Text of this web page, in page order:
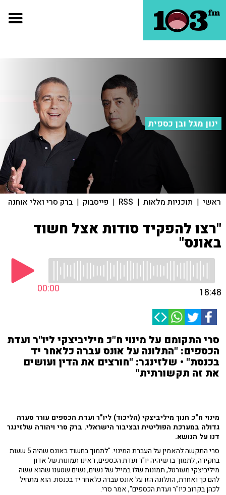
ינון מגל ובן כספית
ראשי | תוכניות מלאות |
RSS
| פייסבוק | ברק סרי ואלי אוחנה
"רצו להפקיד סודות אצל חשוד
באונס"
00:00 18:48
סרי התקומם על מינוי ח"כ מיליביצקי ליו"ר ועדת
הכספים: "התלונה על אונס עברה כלאחר יד
בכנסת" • שלזינגר: "חורצים את הדין ועושים
את זה תקשורתית"
מינוי ח"כ חנוך מיליביצקי (הליכוד) ליו"ר ועדת הכספים עורר סערה
גדולה במערכת הפוליטית ובציבור הישראלי. ברק סרי ויהודה שלזינגר
דנו על הנושא.
סרי התקשה להאמין על העברת המינוי. "לתמוך בחשוד באונס שהיה 5 שעות
בחקירה, לתמוך בו שיהיה יו"ר ועדת הכספים, ראינו תמונות של אדון
מיליביצקי מעורטל, תמונות שלו במייל של נשים, נשים שטענו שהוא עשה
להם כך ואחרת, התלונה הזו על אונס עברה כלאחר יד בכנסת. הוא מתחיל
לכהן בקרוב כיו"ר ועדת הכספים", אמר סרי.